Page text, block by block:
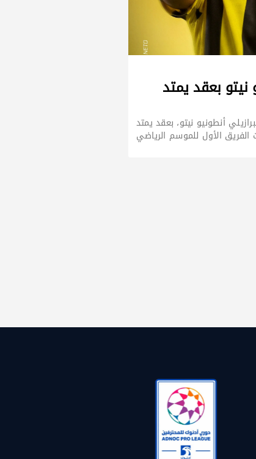
نيتو بعقد يمتد
أنطونيو نيتو، بعقد يمتد
الأول للموسم الرياضي